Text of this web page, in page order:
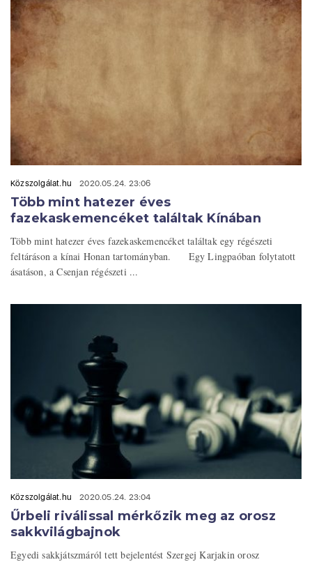
Közszolgálat.hu 2020.05.24. 23:06
Több mint hatezer éves
fazekaskemencéket találtak Kínában
Több mint hatezer éves fazekaskemencéket találtak egy régészeti
feltáráson a kínai Honan tartományban. Egy Lingpaóban folytatott
ásatáson, a Csenjan régészeti ...
Közszolgálat.hu 2020.05.24. 23:04
Űrbeli riválissal mérkőzik meg az orosz
sakkvilágbajnok
Egyedi sakkjátszmáról tett bejelentést Szergej Karjakin orosz